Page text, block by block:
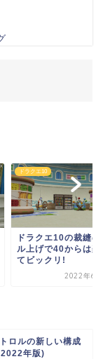
ドラクエ10
ドラクエ10の裁縫の
ル上げで40からは楽
てビックリ!
2022年6
ロルの新しい構成
年版)